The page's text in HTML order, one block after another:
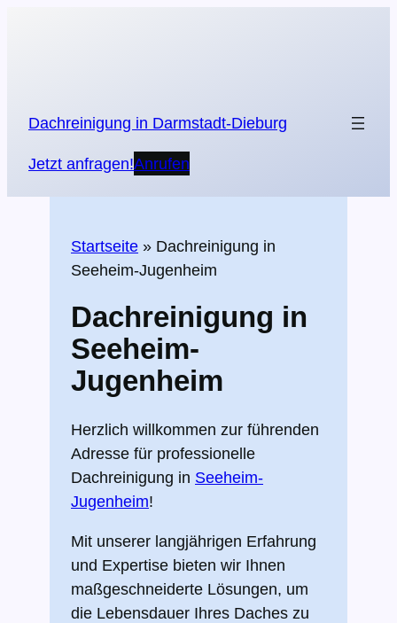
Dachreinigung in Darmstadt-Dieburg
Jetzt anfragen!Anrufen
Startseite » Dachreinigung in
Seeheim-Jugenheim
Dachreinigung in
Seeheim-
Jugenheim
Herzlich willkommen zur führenden
Adresse für professionelle
Dachreinigung in Seeheim-
Jugenheim!
Mit unserer langjährigen Erfahrung
und Expertise bieten wir Ihnen
maßgeschneiderte Lösungen, um
die Lebensdauer Ihres Daches zu